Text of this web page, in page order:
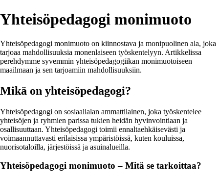
Yhteisöpedagogi monimuoto
Yhteisöpedagogi monimuoto on kiinnostava ja monipuolinen ala, joka
tarjoaa mahdollisuuksia monenlaiseen työskentelyyn. Artikkelissa
perehdymme syvemmin yhteisöpedagogiikan monimuotoiseen
maailmaan ja sen tarjoamiin mahdollisuuksiin.
Mikä on yhteisöpedagogi?
Yhteisöpedagogi on sosiaalialan ammattilainen, joka työskentelee
yhteisöjen ja ryhmien parissa tukien heidän hyvinvointiaan ja
osallisuuttaan. Yhteisöpedagogi toimii ennaltaehkäisevästi ja
voimaannuttavasti erilaisissa ympäristöissä, kuten kouluissa,
nuorisotaloilla, järjestöissä ja asuinalueilla.
Yhteisöpedagogi monimuoto – Mitä se tarkoittaa?